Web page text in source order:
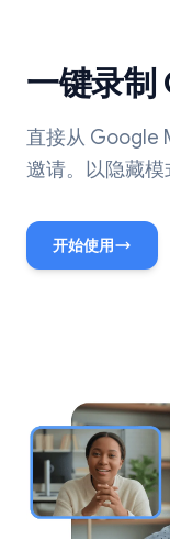
一键录
直接从 Google
邀请。以隐藏模
开始使用